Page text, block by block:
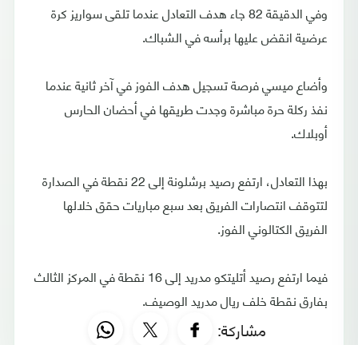
وفي الدقيقة 82 جاء هدف التعادل عندما تلقى سواريز كرة
عرضية انقض عليها برأسه في الشباك.
وأضاع ميسي فرصة تسجيل هدف الفوز في آخر ثانية عندما
نفذ ركلة حرة مباشرة وجدت طريقها في أحضان الحارس
أوبلاك.
بهذا التعادل، ارتفع رصيد برشلونة إلى 22 نقطة في الصدارة
لتتوقف انتصارات الفريق بعد سبع مباريات حقق خلالها
الفريق الكتالوني الفوز.
فيما ارتفع رصيد أتليتكو مدريد إلى 16 نقطة في المركز الثالث
بفارق نقطة خلف ريال مدريد الوصيف.
مشاركة: